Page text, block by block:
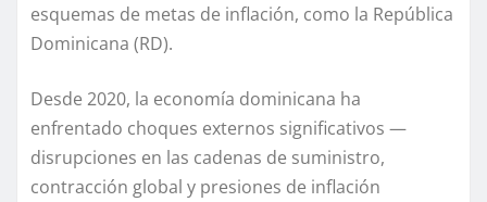
esquemas de metas de inflación, como la República
Dominicana (RD).
Desde 2020, la economía dominicana ha
enfrentado choques externos significativos —
disrupciones en las cadenas de suministro,
contracción global y presiones de inflación